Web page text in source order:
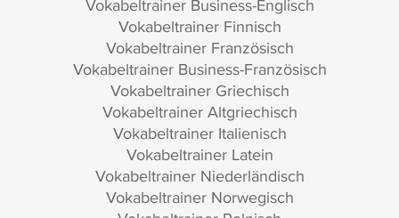
Vokabeltrainer Business-Englisch
Vokabeltrainer Finnisch
Vokabeltrainer Französisch
Vokabeltrainer Business-Französisch
Vokabeltrainer Griechisch
Vokabeltrainer Altgriechisch
Vokabeltrainer Italienisch
Vokabeltrainer Latein
Vokabeltrainer Niederländisch
Vokabeltrainer Norwegisch